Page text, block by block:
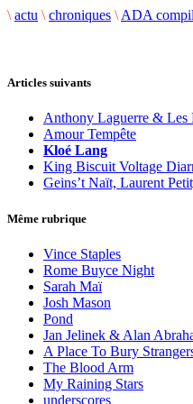
\ actu \ chroniques \ ADA
Articles suivants
Anthony Laguerre & Les
Amour Tempête
Kloé Lang
King Biscuit Voltage
Geins’t Naït, Laurent
Même rubrique
Vince Staples
Rome Buyce Night
Sarah Maï
Josh Mason
Pond
Jan Jelinek & Alan
A Place To Bury
The Blood Arm
My Raining Stars
underscores